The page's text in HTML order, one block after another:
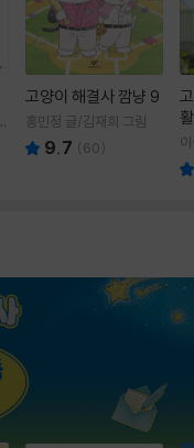
고양이 해결사 깜냥 9
홍민정 글/김재희 그림
9.7 (60)